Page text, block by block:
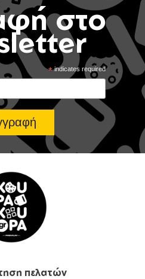
στο
*indicates required
πελατών